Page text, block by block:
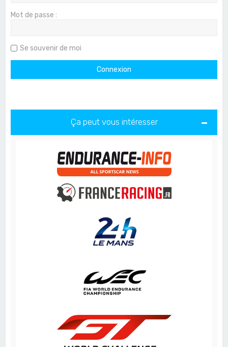
Mot de passe :
Se souvenir de moi
Ça peut vous intéresser